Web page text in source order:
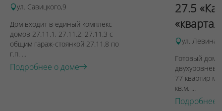
ул. Савицкого,9
Дом входит в единый комплекс
домов 27.11.1, 27.11.2, 27.11.3 с
общим гараж-стоянкой 27.11.8 по
г.п. ...
Подробнее о доме
27.5
ул. Левина,
Готовый дом
77 квартир
кв.м. ...
Подробнее